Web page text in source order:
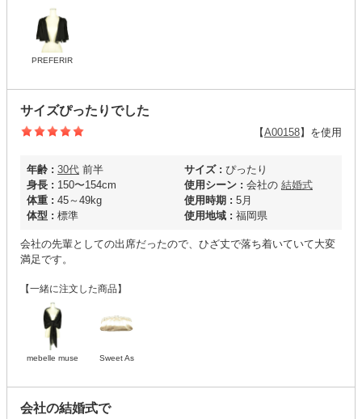
PREFERIR
サイズぴったりでした
【A00158】を使用
年齢 : 30代 前半
身長 : 150〜154cm
体重 : 45～49kg
体型 : 標準
サイズ : ぴったり
使用シーン : 会社の 結婚式
使用時期 : 5月
使用地域 : 福岡県
会社の先輩としての出席だったので、ひざ丈で落ち着いていて大変
満足です。
【一緒に注文した商品】
mebelle muse Sweet As
会社の結婚式で